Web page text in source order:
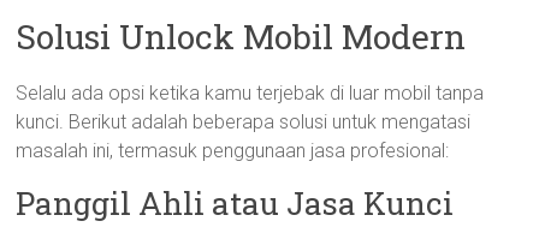
Solusi Unlock Mobil Modern
Selalu ada opsi ketika kamu terjebak di luar mobil tanpa
kunci. Berikut adalah beberapa solusi untuk mengatasi
masalah ini, termasuk penggunaan jasa profesional:
Panggil Ahli atau Jasa Kunci